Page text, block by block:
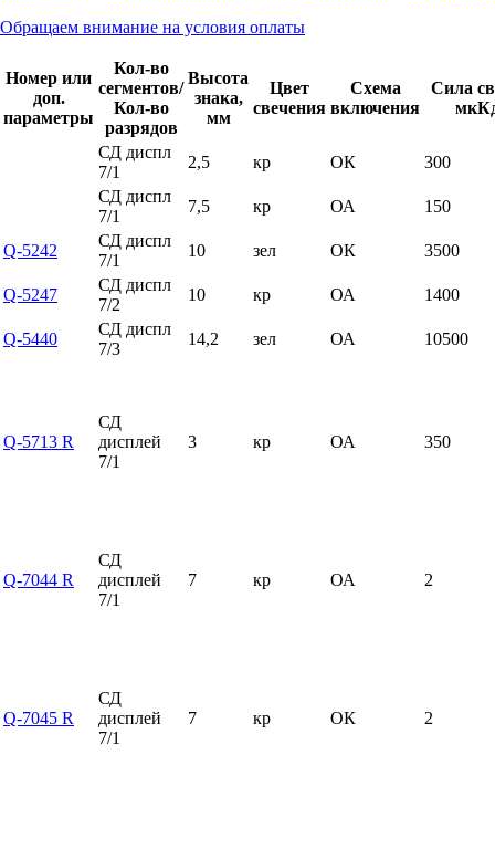
Обращаем внимание на условия оплаты
Номер или
доп.
параметры
Кол-во
сегментов/
Кол-во
разрядов
Высота
знака,
мм
Цвет
свечения
Схема
включения
Сила
СД диспл
7/1
2,5 кр ОК
300
СД диспл
7/1
7,5 кр ОА 150
Q-5242
СД диспл
7/1
10 зел ОК 3500
Q-5247
СД диспл
7/2
10 кр ОА 1400
Q-5440
СД диспл
7/3
14,2 зел ОА 10500
Q-5713 R
СД
дисплей
7/1
3 кр ОА 350
Q-7044 R
СД
дисплей
7/1
7 кр ОА 2
Q-7045 R
СД
дисплей
7/1
7 кр ОК 2